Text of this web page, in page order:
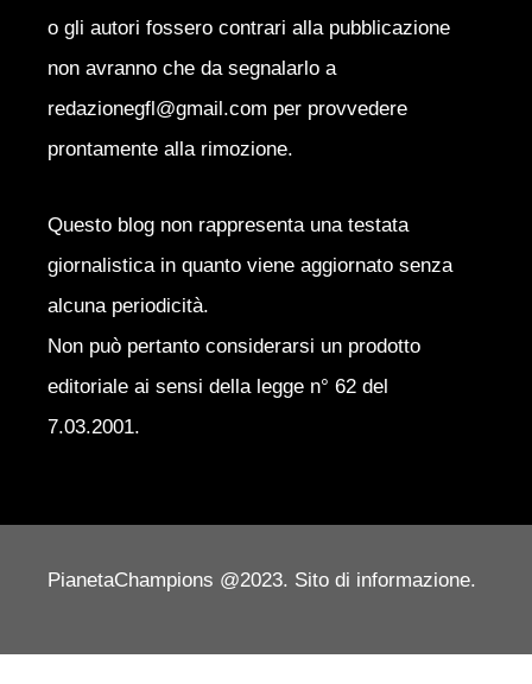
o gli autori fossero contrari alla pubblicazione
non avranno che da segnalarlo a
redazionegfl@gmail.com per provvedere
prontamente alla rimozione.
Questo blog non rappresenta una testata
giornalistica in quanto viene aggiornato senza
alcuna periodicità.
Non può pertanto considerarsi un prodotto
editoriale ai sensi della legge n° 62 del
7.03.2001.
PianetaChampions @2023. Sito di informazione.